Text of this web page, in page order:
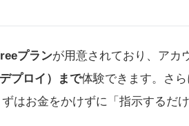
プランが用意されており、アカ
プロイ）まで体験できます。さ
はお金をかけずに「指示するだ